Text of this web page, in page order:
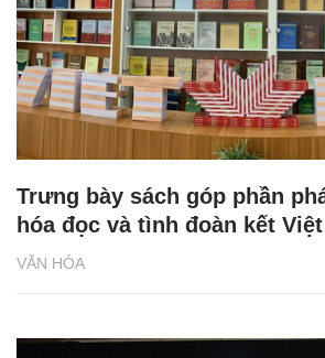
VĂN HÓA
Trưng bày sách góp phần
hóa đọc và tình đoàn kết